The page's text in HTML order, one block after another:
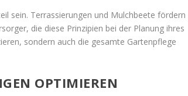
sein. Terrassierungen und Mulchbeete fördern
die diese Prinzipien bei der Planung ihres
sondern auch die gesamte Gartenpflege
OPTIMIEREN